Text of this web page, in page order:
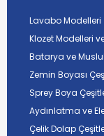
Lavabo Modelleri
Klozet Modelleri
Batarya ve
Zemin Boyası
Sprey Boya
Aydınlatma ve
Çelik Dolap